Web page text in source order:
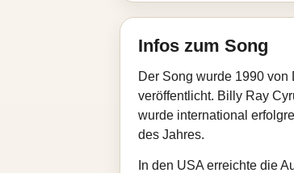
Infos zum Song
Der Song wurde 1990 von
veröffentlicht. Billy Ray
wurde international
des Jahres.
In den USA erreichte die